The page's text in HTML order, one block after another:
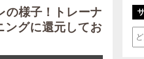
の様子！トレーナ
ングに還元してお